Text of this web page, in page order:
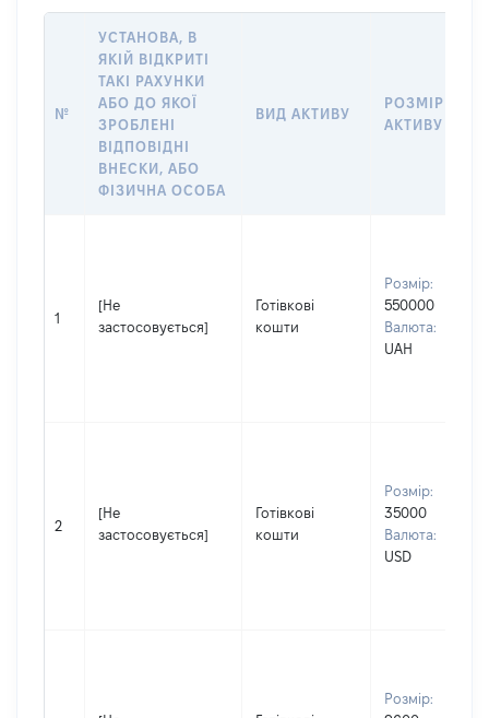
№
УСТАНОВА, В
ЯКІЙ ВІДКРИТІ
ТАКІ РАХУНКИ
АБО ДО ЯКОЇ
ЗРОБЛЕНІ
ВІДПОВІДНІ
ВНЕСКИ, АБО
ФІЗИЧНА ОСОБА
ВИД АКТИВУ
РОЗМІР
АКТИВУ
1
[Не
застосовується]
Готівкові
кошти
Розмір:
550000
Валюта:
UAH
2
[Не
застосовується]
Готівкові
кошти
Розмір:
35000
Валюта:
USD
Розмір: